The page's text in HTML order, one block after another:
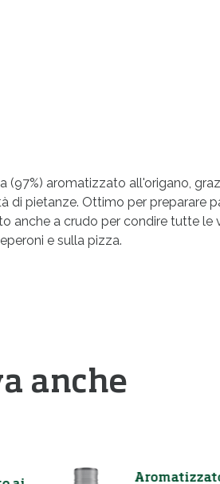
(97%) aromatizzato all'origano,
di pietanze. Ottimo per preparare
anche a crudo per condire tutte le
e sulla pizza.
anche